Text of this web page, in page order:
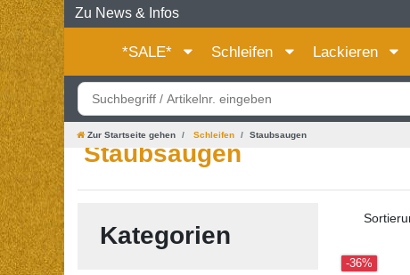
Zu News & Infos
*SALE* Schleifen Lackieren
Zur Startseite gehen Schleifen Staubsaugen
Staubsaugen
Kategorien
-36%